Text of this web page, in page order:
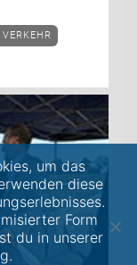
um das
diese
Form
du in unserer